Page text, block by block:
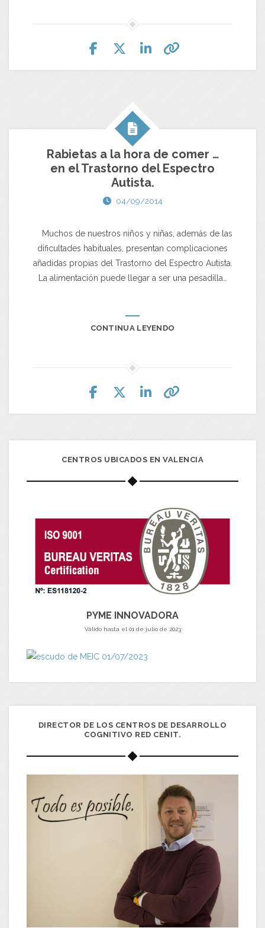
Rabietas a la hora de comer …
en el Trastorno del Espectro
Autista.
04/09/2014
Muchos de nuestros niños y niñas, además de las
dificultades habituales, presentan complicaciones
añadidas propias del Trastorno del Espectro Autista.
La alimentación puede llegar a ser una pesadilla…
CONTINUA LEYENDO
CENTROS UBICADOS EN VALENCIA
PYME INNOVADORA
Válido hasta el 01 de julio de 2023
DIRECTOR DE LOS CENTROS DE DESARROLLO
COGNITIVO RED CENIT.